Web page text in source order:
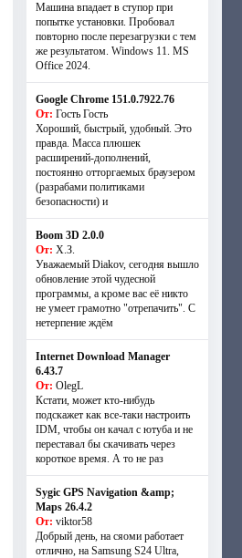
Машина впадает в ступор при
попытке установки. Пробовал
повторно после перезагрузки с тем
же результатом. Windows 11. MS
Offiсe 2024.
Google Chrome 151.0.7922.76
От: Гость Гость
Хороший, быстрый, удобный. Это
правда. Масса плюшек
расширений-дополнений,
постоянно отторгаемых браузером
(разрабами политиками
безопасности) и
Boom 3D 2.0.0
От: Х.З.
Уважаемый Diakov, сегодня вышло
обновление этой чудесной
программы, а кроме вас её никто
не умеет грамотно "отрепачить". С
нетерпение ждём
Internet Download Manager
6.43.7
От: OlegL
Кстати, может кто-нибудь
подскажет как все-таки настроить
IDM, чтобы он качал с ютуба и не
переставал бы скачивать через
короткое время. А то не раз
Sygic GPS Navigation &amp;
Maps 26.4.2
От: viktor58
Добрый день, на сяоми работает
отлично, на Samsung S24 Ultra,